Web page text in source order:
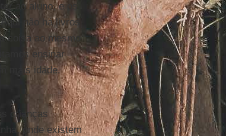
ao aluno, e os
não há livros
coisa ao mesmo
ensinar
mais idade.
crianças
onde existem